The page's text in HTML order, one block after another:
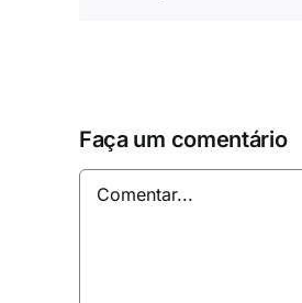
Faça um comentário
Comentar